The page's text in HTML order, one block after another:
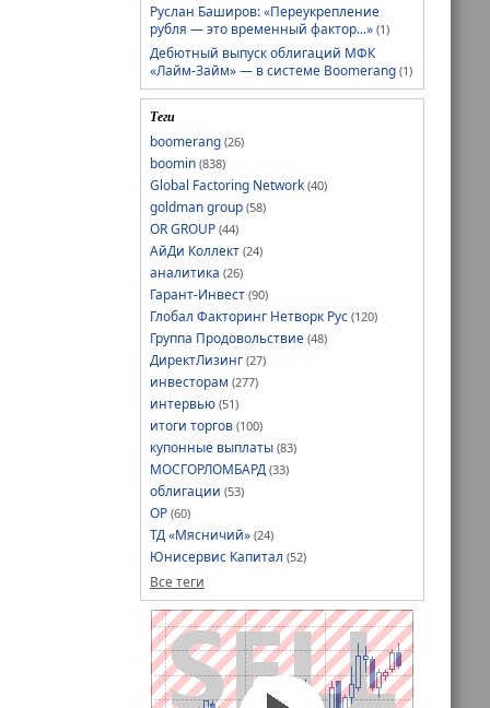
Руслан Баширов: «Переукрепление
рубля — это временный фактор...» (1)
Дебютный выпуск облигаций МФК
«Лайм-Займ» — в системе Boomerang (1)
Теги
boomerang (26)
boomin (838)
Global Factoring Network (40)
goldman group (58)
OR GROUP (44)
АйДи Коллект (24)
аналитика (26)
Гарант-Инвест (90)
Глобал Факторинг Нетворк Рус (120)
Группа Продовольствие (48)
ДиректЛизинг (27)
инвесторам (277)
интервью (51)
итоги торгов (100)
купонные выплаты (83)
МОСГОРЛОМБАРД (33)
облигации (53)
ОР (60)
ТД «Мясничий» (24)
Юнисервис Капитал (52)
Все теги